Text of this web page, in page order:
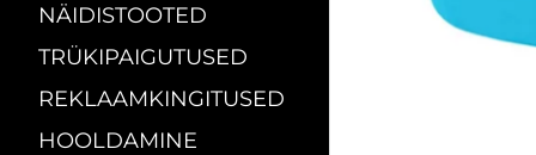
NÄIDISTOOTED
TRÜKIPAIGUTUSED
REKLAAMKINGITUSED
HOOLDAMINE